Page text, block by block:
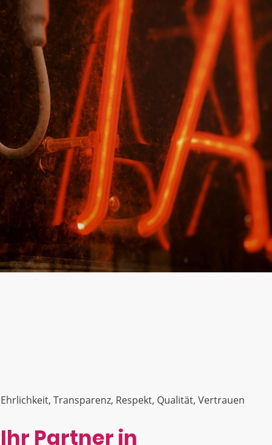
Ehrlichkeit, Transparenz, Respekt, Qualität, Vertrauen
Ihr Partner in